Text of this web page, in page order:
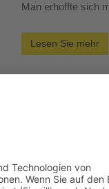
Man erhoffte sich
Lesen Sie mehr
Spielbericht SG